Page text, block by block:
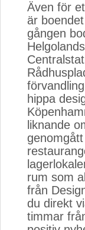
Även för
är
gången
hippa
liknande
rum som
från
du direkt
timmar